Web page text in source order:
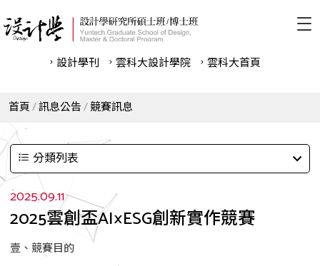
設計學刊 雲科⼤設計學院 雲科⼤首頁
首頁 訊息公告 競賽訊息
分類列表
2025.09.11
2025雲創盃AI×ESG創新實作競賽
壹、競賽目的